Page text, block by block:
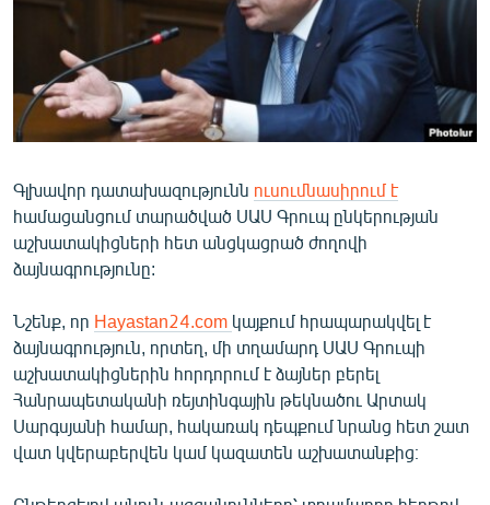
ՍՊՈՐՏ
ՄԵԿՆԱԲԱՆՈՒԹՅՈՒՆ
ՏՏ ԵՒ ԻՆՏԵՐՆԵՏ
ԱՐԽԻՎ
ՏԵՍԱՆՅՈՒԹԵՐ
ԲԱՆԱՎԵՃ
ՓՈԴՔԱՍԹ
Հայերեն
English
Գլխավոր դատախազությունն ուսումնասիրում է
համացանցում տարածված ՍԱՍ Գրուպ ընկերության
աշխատակիցների հետ անցկացրած ժողովի
ձայնագրությունը:
Նշենք, որ Hayastan24.com կայքում հրապարակվել է
ձայնագրություն, որտեղ, մի տղամարդ ՍԱՍ Գրուպի
աշխատակիցներին հորդորում է ձայներ բերել
Հանրապետականի ռեյտինգային թեկնածու Արտակ
Սարգսյանի համար, հակառակ դեպքում նրանց հետ շատ
վատ կվերաբերվեն կամ կազատեն աշխատանքից։